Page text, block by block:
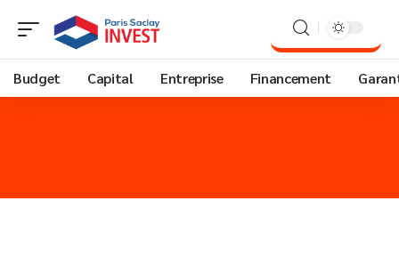
Budget Capital Entreprise Financement